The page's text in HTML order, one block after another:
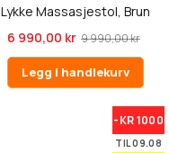
Lykke Massasjestol, Brun
6 990,00 kr 9 990,00 kr
Legg i handlekurv
-KR 1000
TIL 09.08